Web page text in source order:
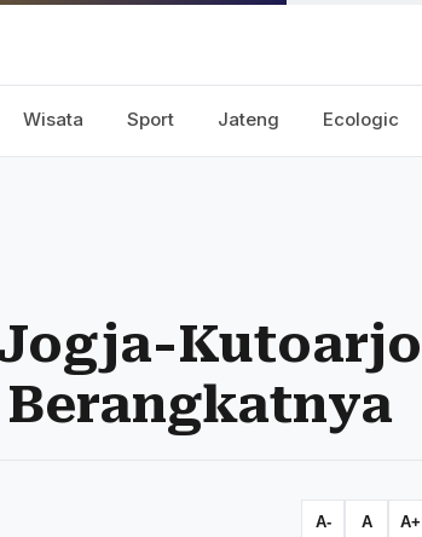
Wisata Sport Jateng Ecologic
Kutoarjo
Berangkatnya
A- A A+